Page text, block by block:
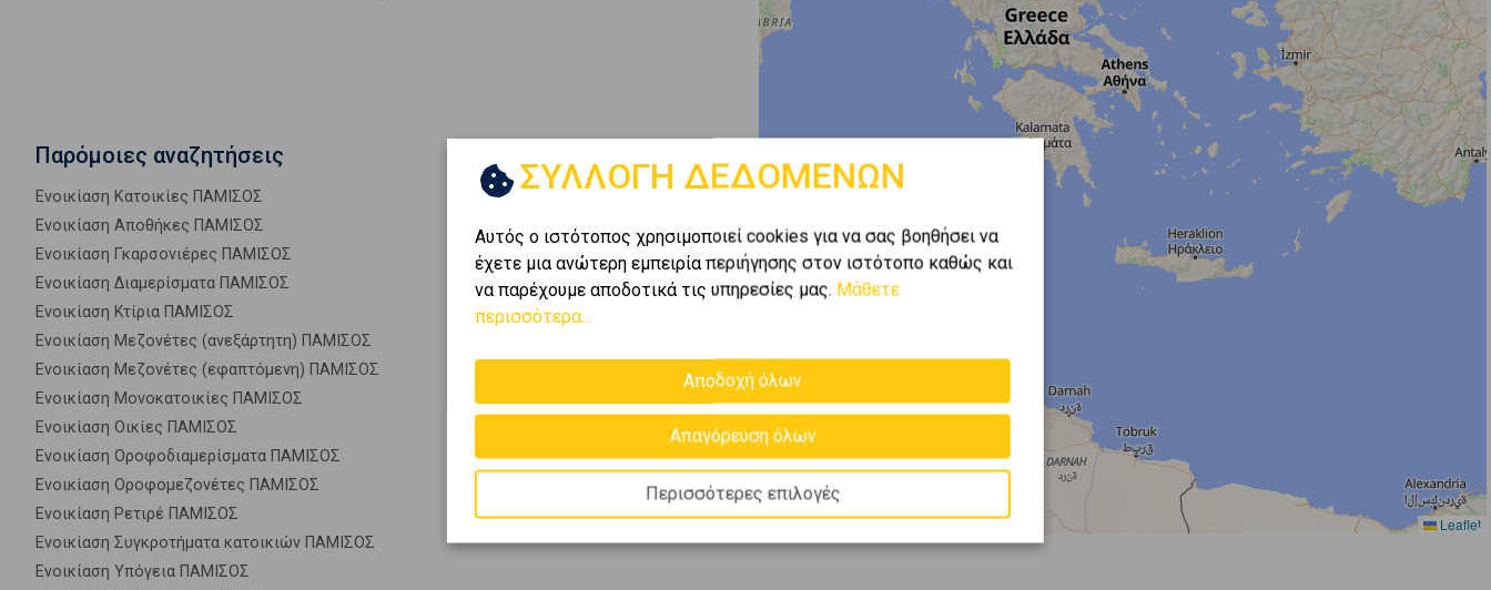
Παρόμοιες αναζητήσεις
Ενοικίαση Κατοικίες ΠΑΜΙΣΟΣ
Ενοικίαση Αποθήκες ΠΑΜΙΣΟΣ
Ενοικίαση Γκαρσονιέρες ΠΑΜΙΣΟΣ
Ενοικίαση Διαμερίσματα ΠΑΜΙΣΟΣ
Ενοικίαση Κτίρια ΠΑΜΙΣΟΣ
Ενοικίαση Μεζονέτες (ανεξάρτητη) ΠΑΜΙΣΟΣ
Ενοικίαση Μεζονέτες (εφαπτόμενη) ΠΑΜΙΣΟΣ
Ενοικίαση Μονοκατοικίες ΠΑΜΙΣΟΣ
Ενοικίαση Οικίες ΠΑΜΙΣΟΣ
Ενοικίαση Οροφοδιαμερίσματα ΠΑΜΙΣΟΣ
Ενοικίαση Οροφομεζονέτες ΠΑΜΙΣΟΣ
Ενοικίαση Ρετιρέ ΠΑΜΙΣΟΣ
Ενοικίαση Συγκροτήματα κατοικιών ΠΑΜΙΣΟΣ
Ενοικίαση Υπόγεια ΠΑΜΙΣΟΣ
Leaflet
ΣΥΛΛΟΓΗ ΔΕΔΟΜΕΝΩΝ
Αυτός ο ιστότοπος χρησιμοποιεί cookies για να σας βοηθήσει να
έχετε μια ανώτερη εμπειρία περιήγησης στον ιστότοπο καθώς και
να παρέχουμε αποδοτικά τις υπηρεσίες μας. Μάθετε
περισσότερα...
Αποδοχή όλων
Απαγόρευση όλων
Περισσότερες επιλογές